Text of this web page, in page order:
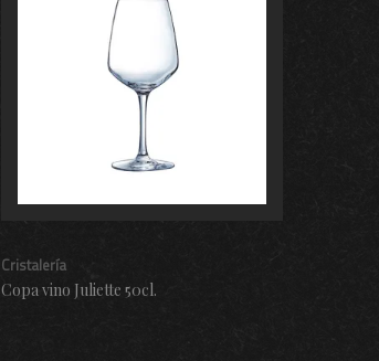
Cristalería
Copa vino Juliette 50cl.